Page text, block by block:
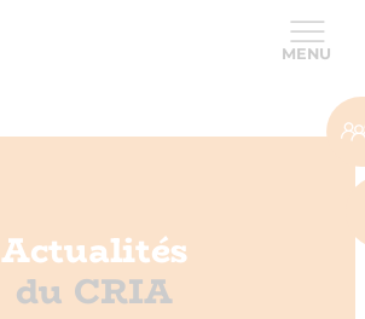
MENU
Actualités
du CRIA